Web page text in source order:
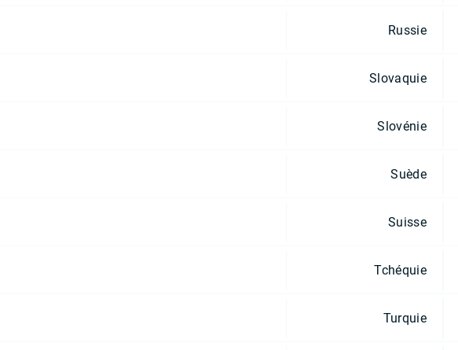
Russie
Slovaquie
Slovénie
Suède
Suisse
Tchéquie
Turquie